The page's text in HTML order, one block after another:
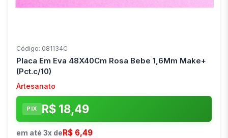
Código: 081134C
Placa Em Eva 48X40Cm Rosa Bebe 1,6Mm Make+
(Pct.c/10)
Artesanato
PIX R$ 18,49
em até 3x de R$ 6,49